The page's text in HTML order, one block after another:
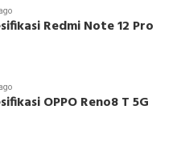
Redmi Note 12 Pro
OPPO Reno8 T 5G